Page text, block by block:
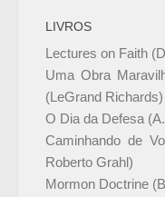
LIVROS
Lectures on Faith
Uma Obra
(LeGrand Richards)
O Dia da Defesa
Caminhando de
Roberto Grahl)
Mormon Doctrine